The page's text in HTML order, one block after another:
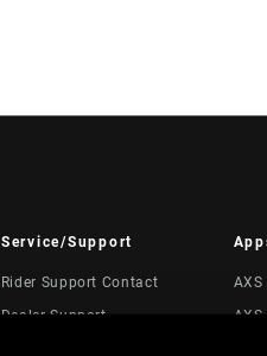
Service/Support
Rider Support Contact
Dealer Support
AXS